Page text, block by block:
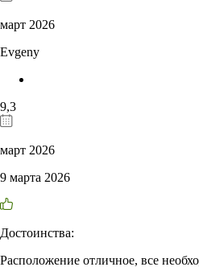
март 2026
Evgeny
9,3
март 2026
9 марта 2026
Достоинства:
Расположение отличное, все